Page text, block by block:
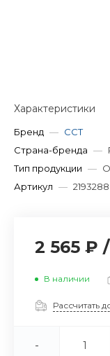
Характеристики
Бренд — ССТ
Страна-бренда —
Тип продукции —
Артикул — 2193288
2 565 ₽ /
В наличии
Рассчитать
-